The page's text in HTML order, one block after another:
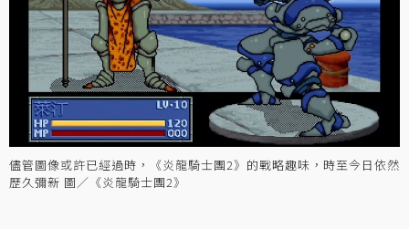
儘管圖像或許已經過時，《炎龍騎士團2》的戰略趣味，時至今日依然
歷久彌新 圖／《炎龍騎士團2》